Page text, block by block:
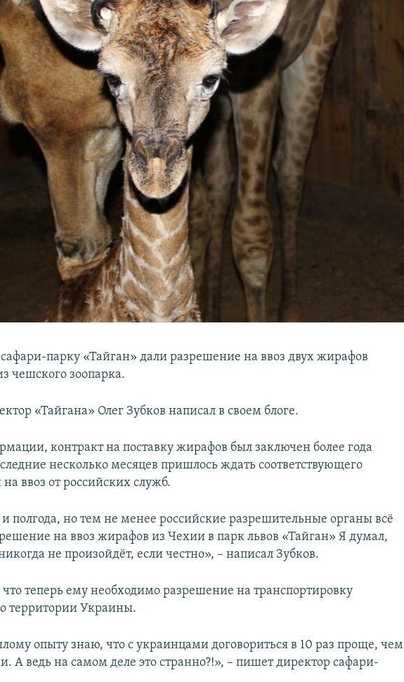
парку «Тайган» дали разрешение на ввоз двух жирафов
чешского зоопарка.
«Тайгана» Олег Зубков написал в своем блоге.
контракт на поставку жирафов был заключен более года
несколько месяцев пришлось ждать соответствующего
ввоз от российских служб.
полгода, но тем не менее российские разрешительные органы всё
на ввоз жирафов из Чехии в парк львов «Тайган» Я думал,
не произойдёт, если честно», – написал Зубков.
теперь ему необходимо разрешение на транспортировку
территории Украины.
опыту знаю, что с украинцами договориться в 10 раз проще, чем
А ведь на самом деле это странно?!», – пишет директор сафари-